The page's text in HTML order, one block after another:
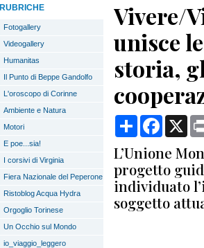
RUBRICHE
Fotogallery
Videogallery
Humanitas
Il Punto di Beppe Gandolfo
L'oroscopo di Corinne
Ambiente e Natura
Motori
E poe...sia!
I corsivi di Virginia
Fiera Nazionale del Peperone
Ristoblog Acqua Hydra
Orgoglio Torinese
Un Occhio sul Mondo
io_viaggio_leggero
Vivere/
unisce
storia,
Condividi X
L’Unione
progetto
individuato
soggetto